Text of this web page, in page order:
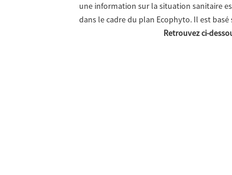
une information sur la situation sanitaire
dans le cadre du plan Ecophyto. Il est
Retrouvez ci-